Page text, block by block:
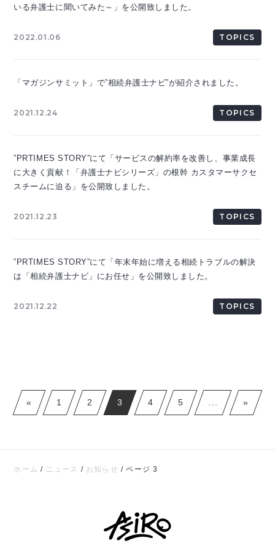
2022.01.06 TOPICS
いる弁護士に聞いてみた～」を公開致しました。
2021.12.24 TOPICS
「マガジンサミット」で”相続弁護士ナビ”が紹介されました。
2021.12.23 TOPICS
”PRTIMES STORY”にて「サービスの解約率を改善し、事業成長
に大きく貢献！「弁護士ナビシリーズ」の根幹 カスタマーサクセ
スチームに迫る」を公開致しました。
2021.12.22 TOPICS
”PRTIMES STORY”にて「年末年始に増える相続トラブルの解決
は「相続弁護士ナビ」にお任せ」を公開致しました。
« 1 2 3 4 5 »
ホーム / ニュース / お知らせ /ページ 3